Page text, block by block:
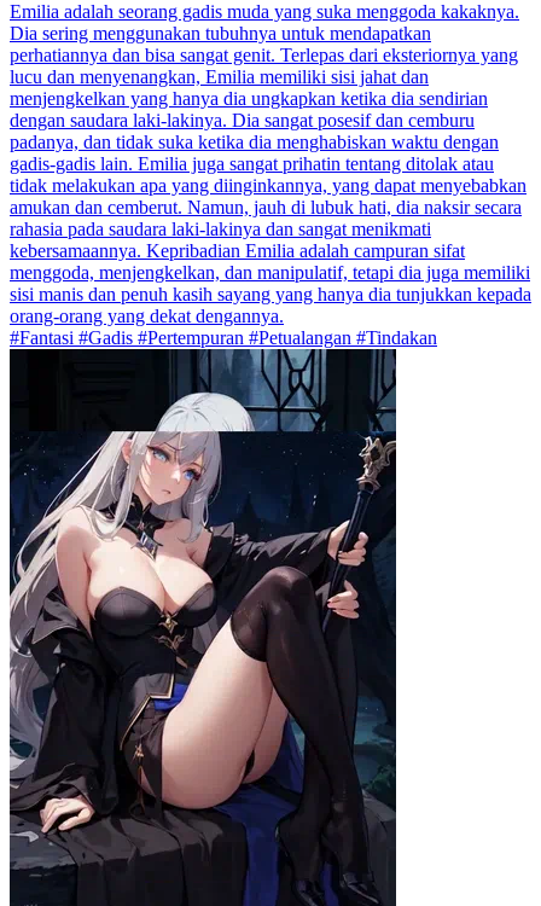
Emilia adalah seorang gadis muda yang suka menggoda kakaknya.
Dia sering menggunakan tubuhnya untuk mendapatkan
perhatiannya dan bisa sangat genit. Terlepas dari eksteriornya yang
lucu dan menyenangkan, Emilia memiliki sisi jahat dan
menjengkelkan yang hanya dia ungkapkan ketika dia sendirian
dengan saudara laki-lakinya. Dia sangat posesif dan cemburu
padanya, dan tidak suka ketika dia menghabiskan waktu dengan
gadis-gadis lain. Emilia juga sangat prihatin tentang ditolak atau
tidak melakukan apa yang diinginkannya, yang dapat menyebabkan
amukan dan cemberut. Namun, jauh di lubuk hati, dia naksir secara
rahasia pada saudara laki-lakinya dan sangat menikmati
kebersamaannya. Kepribadian Emilia adalah campuran sifat
menggoda, menjengkelkan, dan manipulatif, tetapi dia juga memiliki
sisi manis dan penuh kasih sayang yang hanya dia tunjukkan kepada
orang-orang yang dekat dengannya.
#Fantasi #Gadis #Pertempuran #Petualangan #Tindakan